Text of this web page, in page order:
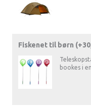
Fiskenet til børn (+
bookes i